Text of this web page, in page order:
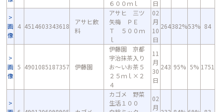
６００ｍｌ
日
画
像
4 4514603343618
アサヒ飲
料
アサヒ 三ツ
矢梅 ＰＥ
Ｔ ５００ｍ
ｌ
02
月
10
日
264382%53% 84
画
像
5 4901085187357 伊藤園
伊藤園 京都
宇治抹茶入り
お～いお茶５
２５ｍｌ×２
４
11
月
30
日
243 95% 5% 1751
カゴメ 野菜
生活１００
02
月